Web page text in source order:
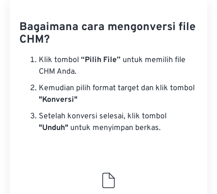
Bagaimana cara mengonversi file
CHM?
Klik tombol “Pilih File” untuk memilih file
CHM Anda.
Kemudian pilih format target dan klik tombol
"Konversi"
Setelah konversi selesai, klik tombol
"Unduh" untuk menyimpan berkas.